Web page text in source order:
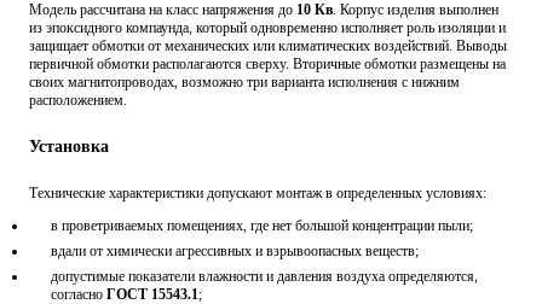
Модель рассчитана на класс напряжения до 10 Кв. Корпус изделия выполнен
из эпоксидного компаунда, который одновременно исполняет роль изоляции и
защищает обмотки от механических или климатических воздействий. Выводы
первичной обмотки располагаются сверху. Вторичные обмотки размещены на
своих магнитопроводах, возможно три варианта исполнения с нижним
расположением.
Установка
Технические характеристики допускают монтаж в определенных условиях:
в проветриваемых помещениях, где нет большой концентрации пыли;
вдали от химически агрессивных и взрывоопасных веществ;
допустимые показатели влажности и давления воздуха определяются,
согласно ГОСТ 15543.1;